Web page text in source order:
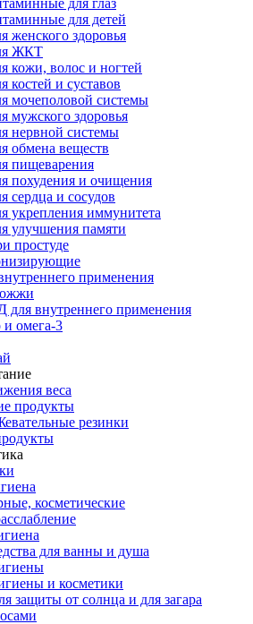
для глаз
для детей
женского здоровья
ЖКТ
кожи, волос и ногтей
костей и суставов
мочеполовой системы
мужского здоровья
нервной системы
обмена веществ
пищеварения
похудения и очищения
сердца и сосудов
укрепления иммунитета
улучшения памяти
простуде
применения
для внутреннего применения
омега-3
веса
продукты
резинки
косметические
для ванны и душа
и косметики
защиты от солнца и для загара